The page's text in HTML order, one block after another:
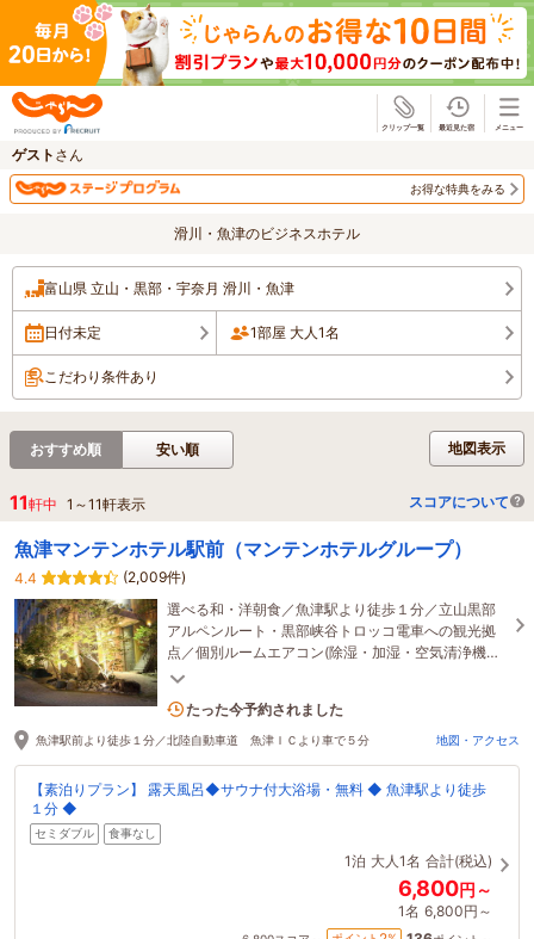
ゲスト さん
お得な特典をみる
滑川・魚津のビジネスホテル
富山県 立山・黒部・宇奈月 滑川・魚津
日付未定 1部屋 大人1名
こだわり条件あり
地図表示
おすすめ順 安い順
11軒中 1 ～11軒表示 スコアについて
魚津マンテンホテル駅前（マンテンホテルグループ）
4.4
(2,009件)
選べる和・洋朝食／魚津駅より徒歩１分／立山黒部
アルペンルート・黒部峡谷トロッコ電車への観光拠
点／個別ルームエアコン(除湿・加湿・空気清浄機能
付)／露天・サウナ付大浴場完備
2名がこの宿を見ています
魚津駅前より徒歩１分／北陸自動車道 魚津ＩＣより車で５分 地図・アクセス
【素泊りプラン】 露天風呂◆サウナ付大浴場・無料 ◆ 魚津駅より徒歩
１分 ◆
セミダブル 食事なし
1泊 大人1名 合計(税込)
6,800円～
1名 6,800円～